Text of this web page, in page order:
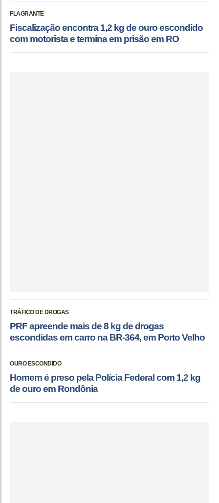
FLAGRANTE
Fiscalização encontra 1,2 kg de ouro escondido
com motorista e termina em prisão em RO
TRÁFICO DE DROGAS
PRF apreende mais de 8 kg de drogas
escondidas em carro na BR-364, em Porto Velho
OURO ESCONDIDO
Homem é preso pela Polícia Federal com 1,2 kg
de ouro em Rondônia